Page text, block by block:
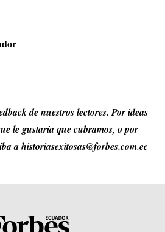
de nuestros lectores. Por ideas
le gustaría que cubramos, o por
ahistoriasexitosas@forbes.com.ec